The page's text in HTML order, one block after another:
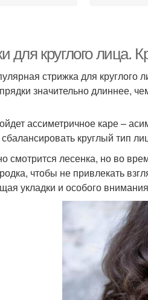
волосы
Волосы
для круглого лица.
стрижка для круглого
значительно длиннее,
ассиметричное каре –
сбалансировать круглый тип
смотрится лесенка, но во
чтобы не привлекать
укладки и особого